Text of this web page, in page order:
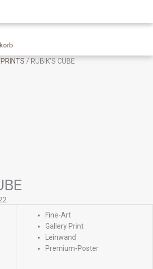
PRINTS / RUBIK’S CUBE
Fine-Art
Gallery Print
Leinwand
Premium-Poster